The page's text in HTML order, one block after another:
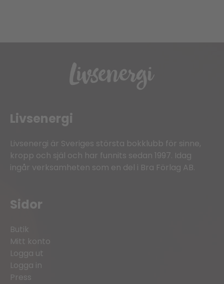
Livsenergi
Livsenergi är Sveriges största bokklubb för sinne,
kropp och själ och har funnits sedan 1997. Idag
ingår verksamheten som en del i Bra Förlag AB.
Sidor
Butik
Mitt konto
Logga ut
Logga in
Press